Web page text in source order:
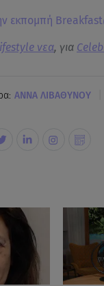
εκπομπή
νεα, για
ΑΝΝΑ ΛΙΒΑΘΥΝΟΥ